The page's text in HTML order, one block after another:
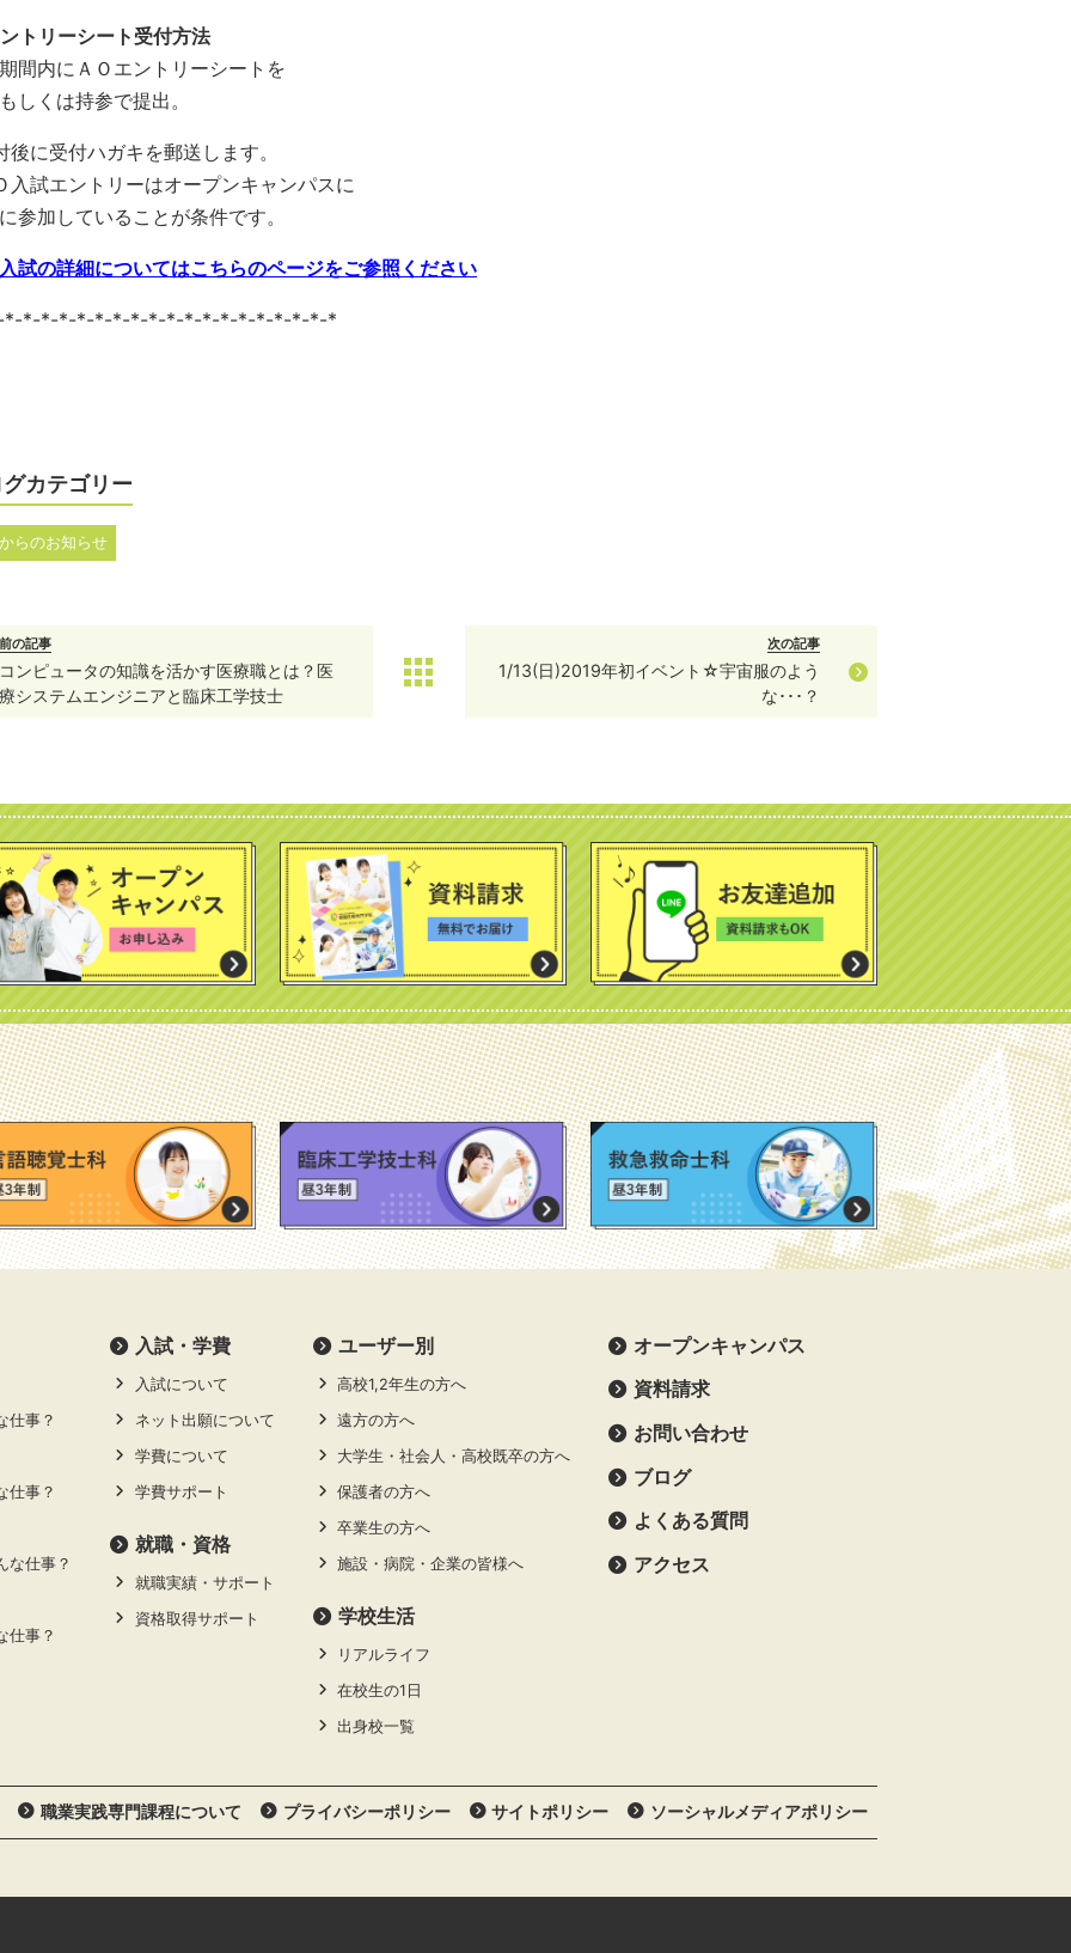
トリーシート受付方法
間内にＡＯエントリーシートを
しくは持参で提出。
後に受付ハガキを郵送します。
入試エントリーはオープンキャンパスに
参加していることが条件です。
試の詳細についてはこちらのページをご参照ください
*-*-*-*-*-*-*-*-*-*-*-*-*-*-*-*-*-*
カテゴリー
らのお知らせ
前の記事
コンピュータの知識を活かす医療職とは？医
療システムエンジニアと臨床工学技士
次の記事
1/13(日)2019年初イベント☆宇宙服のよう
な･･･？
仕事？
仕事？
な仕事？
仕事？
⼊試・学費
入試について
ネット出願について
学費について
学費サポート
就職・資格
就職実績・サポート
資格取得サポート
ユーザー別
高校1,2年生の方へ
遠方の方へ
大学生・社会人・高校既卒の方へ
保護者の方へ
卒業生の方へ
施設・病院・企業の皆様へ
学校生活
リアルライフ
在校生の1日
出身校一覧
オープンキャンパス
資料請求
お問い合わせ
ブログ
よくある質問
アクセス
職業実践専門課程について プライバシーポリシー サイトポリシー ソーシャルメディアポリシー